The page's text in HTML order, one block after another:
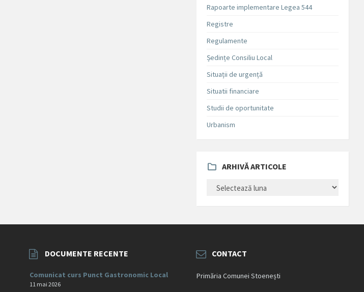
Rapoarte implementare Legea 544
Registre
Regulamente
Ședințe Consiliu Local
Situații de urgență
Situatii financiare
Studii de oportunitate
Urbanism
ARHIVĂ ARTICOLE
ARTICOLE
DOCUMENTE RECENTE
Comunicat curs Punct Gastronomic Local
11 mai 2026
CONTACT
Primăria Comunei Stoenești